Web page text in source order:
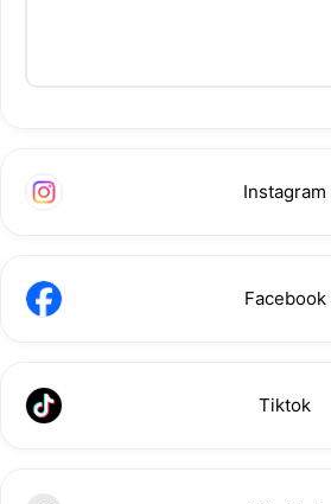
Instagram
Facebook
Tiktok